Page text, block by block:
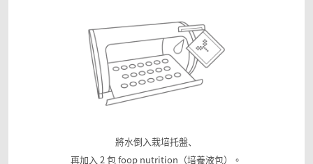
將水倒入栽培托盤、
再加入 2 包 foop nutrition（培養液包）。